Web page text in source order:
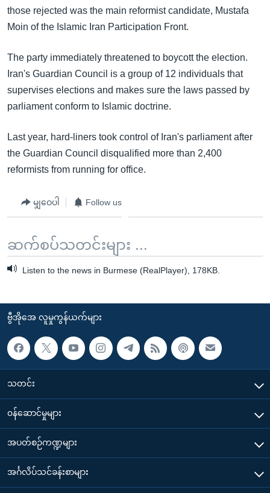
သို့
ကျော်
ရန်
ရှာဖွေ
ရန်
နေရာ
ကျော်
ရန်
ဗွီအိုအေ လူမှုကွန်ယက်များ
ဘာသာစကားများ
those rejected was the main reformist candidate, Mustafa
Moin of the Islamic Iran Participation Front.
The party immediately threatened to boycott the election.
Iran's Guardian Council is a group of 12 individuals that
supervises elections and makes sure the laws passed by
parliament conform to Islamic doctrine.
Last year, hard-liners took control of Iran's parliament after
the Guardian Council disqualified more than 2,400
reformists from running for office.
မျှဝေပါ Follow us
ဆက်စပ်သတင်းများ ...
Listen to the news in Burmese (RealPlayer), 178KB.
ဗွီအိုအေ လူမှုကွန်ယက်များ
သတင်း
၀န်ဆောင်မှုများ
အပတ်စဉ်ကဏ္ဍများ
အင်္ဂလိပ်သင်ခန်းစာများ